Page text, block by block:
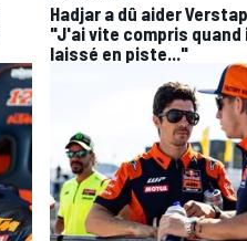
Hadjar a dû aider
"J'ai vite compris quand
laissé en piste..."